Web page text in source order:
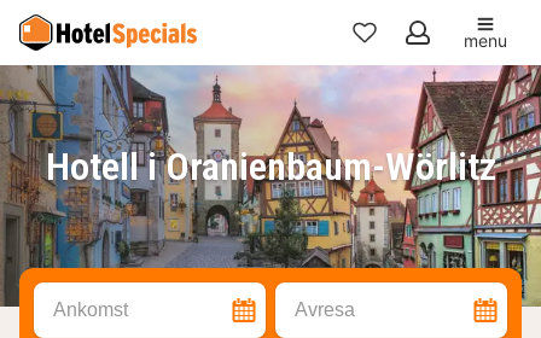
Mina
favoriter
menu
Hotell i Oranienbaum-Wörlitz
Ankomst Avresa